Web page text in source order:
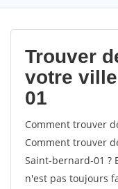
Trouver
votre
01
Comment trouver
Comment trouver
Saint-bernard-01 ?
n'est pas toujours